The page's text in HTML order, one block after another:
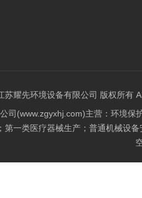
苏耀先环境设备有限公司 版权所有
司(www.zgyxhj.com)主营：环境
第一类医疗器械生产；普通机械设